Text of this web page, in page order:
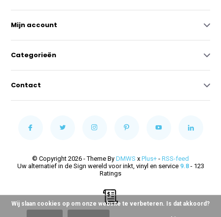
Mijn account
Categorieën
Contact
© Copyright 2026 - Theme By DMWS x Plus+ - RSS-feed
Uw alternatief in de Sign wereld voor inkt, vinyl en service 9.8- 123
Ratings
Wij slaan cookies op om onze website te verbeteren. Is dat akkoord?